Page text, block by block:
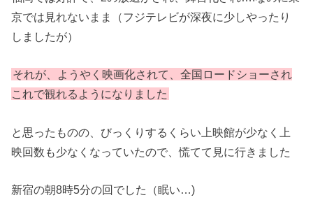
京では見れないまま（フジテレビが深夜に少しやったり
しましたが）
それが、ようやく映画化されて、全国ロードショーされ
これで観れるようになりました
と思ったものの、びっくりするくらい上映館が少なく上
映回数も少なくなっていたので、慌てて見に行きました
新宿の朝8時5分の回でした（眠い…)